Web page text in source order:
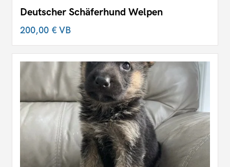
Deutscher Schäferhund Welpen
200,00 €VB